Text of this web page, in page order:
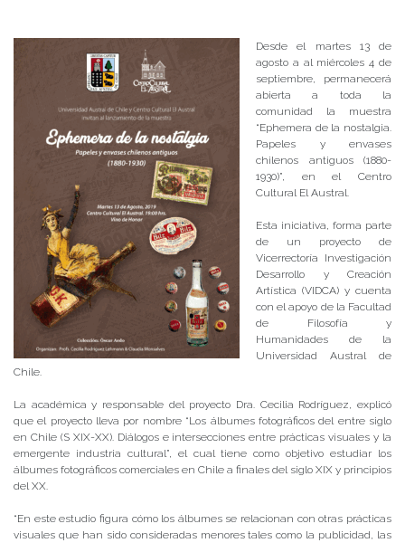
Desde el martes 13 de
agosto a al miércoles 4 de
septiembre, permanecerá
abierta a toda la
comunidad la muestra
“Ephemera de la nostalgia.
Papeles y envases
chilenos antiguos (1880-
1930)”, en el Centro
Cultural El Austral.
Esta iniciativa, forma parte
de un proyecto de
Vicerrectoría Investigación
Desarrollo y Creación
Artística (VIDCA) y cuenta
con el apoyo de la Facultad
de Filosofía y
Humanidades de la
Universidad Austral de
Chile.
La académica y responsable del proyecto Dra. Cecilia Rodríguez, explicó
que el proyecto lleva por nombre “Los álbumes fotográficos del entre siglo
en Chile (S XIX-XX). Diálogos e intersecciones entre prácticas visuales y la
emergente industria cultural”, el cual tiene como objetivo estudiar los
álbumes fotográficos comerciales en Chile a finales del siglo XIX y principios
del XX.
“En este estudio figura cómo los álbumes se relacionan con otras prácticas
visuales que han sido consideradas menores tales como la publicidad, las